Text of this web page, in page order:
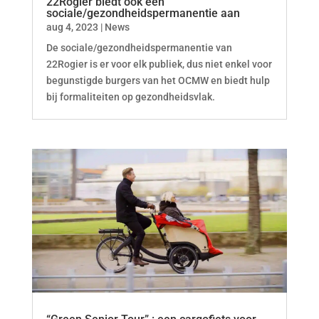
sociale/gezondheidspermanentie aan
aug 4, 2023 | News
De sociale/gezondheidspermanentie van
22Rogier is er voor elk publiek, dus niet enkel voor
begunstigde burgers van het OCMW en biedt hulp
bij formaliteiten op gezondheidsvlak.